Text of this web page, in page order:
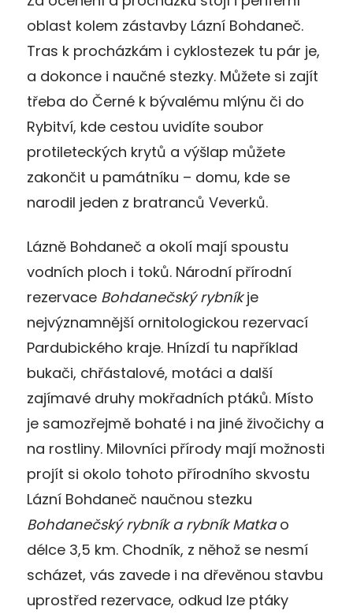
oblast kolem zástavby Lázní Bohdaneč.
Tras k procházkám i cyklostezek tu pár je,
a dokonce i naučné stezky. Můžete si zajít
třeba do Černé k bývalému mlýnu či do
Rybitví, kde cestou uvidíte soubor
protileteckých krytů a výšlap můžete
zakončit u památníku – domu, kde se
narodil jeden z bratranců Veverků.
Lázně Bohdaneč a okolí mají spoustu
vodních ploch i toků. Národní přírodní
rezervace Bohdanečský rybníkje
nejvýznamnější ornitologickou rezervací
Pardubického kraje. Hnízdí tu například
bukači, chřástalové, motáci a další
zajímavé druhy mokřadních ptáků. Místo
je samozřejmě bohaté i na jiné živočichy a
na rostliny. Milovníci přírody mají možnosti
projít si okolo tohoto přírodního skvostu
Lázní Bohdaneč naučnou stezku
Bohdanečský rybník a rybník Matkao
délce 3,5 km. Chodník, z něhož se nesmí
scházet, vás zavede i na dřevěnou stavbu
uprostřed rezervace, odkud lze ptáky